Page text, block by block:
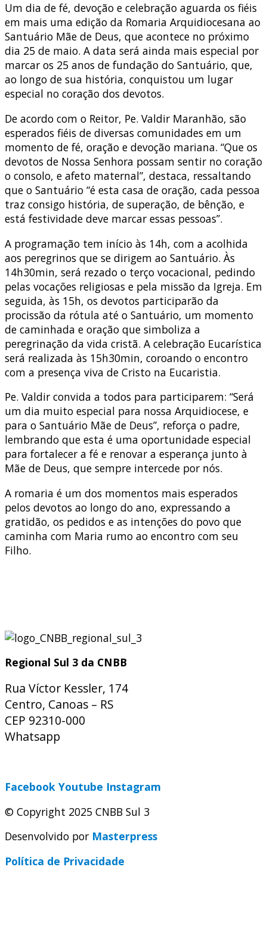
Um dia de fé, devoção e celebração aguarda os fiéis
em mais uma edição da Romaria Arquidiocesana ao
Santuário Mãe de Deus, que acontece no próximo
dia 25 de maio. A data será ainda mais especial por
marcar os 25 anos de fundação do Santuário, que,
ao longo de sua história, conquistou um lugar
especial no coração dos devotos.
De acordo com o Reitor, Pe. Valdir Maranhão, são
esperados fiéis de diversas comunidades em um
momento de fé, oração e devoção mariana. “Que os
devotos de Nossa Senhora possam sentir no coração
o consolo, e afeto maternal”, destaca, ressaltando
que o Santuário “é esta casa de oração, cada pessoa
traz consigo história, de superação, de bênção, e
está festividade deve marcar essas pessoas”.
A programação tem início às 14h, com a acolhida
aos peregrinos que se dirigem ao Santuário. Às
14h30min, será rezado o terço vocacional, pedindo
pelas vocações religiosas e pela missão da Igreja. Em
seguida, às 15h, os devotos participarão da
procissão da rótula até o Santuário, um momento
de caminhada e oração que simboliza a
peregrinação da vida cristã. A celebração Eucarística
será realizada às 15h30min, coroando o encontro
com a presença viva de Cristo na Eucaristia.
Pe. Valdir convida a todos para participarem: “Será
um dia muito especial para nossa Arquidiocese, e
para o Santuário Mãe de Deus”, reforça o padre,
lembrando que esta é uma oportunidade especial
para fortalecer a fé e renovar a esperança junto à
Mãe de Deus, que sempre intercede por nós.
A romaria é um dos momentos mais esperados
pelos devotos ao longo do ano, expressando a
gratidão, os pedidos e as intenções do povo que
caminha com Maria rumo ao encontro com seu
Filho.
Regional Sul 3 da CNBB
Rua Víctor Kessler, 174
Centro, Canoas – RS
CEP 92310-000
Whatsapp
Facebook Youtube Instagram
© Copyright 2025 CNBB Sul 3
Desenvolvido por Masterpress
Política de Privacidade